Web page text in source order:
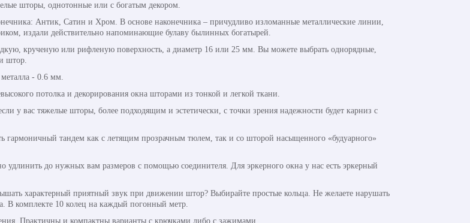
шторы, однотонные или с богатым декором.
Антик, Сатин и Хром. В основе наконечника – причудливо изломанные металлические линии,
издали действительно напоминающие булаву былинных богатырей.
крученую или рифленую поверхность, а диаметр 16 или 25 мм. Вы можете выбрать однорядные,
штор.
- 0.6 мм.
потолка и декорирования окна шторами из тонкой и легкой ткани.
у вас тяжелые шторы, более подходящим и эстетически, с точки зрения надежности будет карниз с
гармоничный тандем как с летящим прозрачным тюлем, так и со шторой насыщенного «будуарного»
удлинить до нужных вам размеров с помощью соединителя. Для эркерного окна у нас есть эркерный
характерный приятный звук при движении штор? Выбирайте простые кольца. Не желаете нарушать
В комплекте 10 колец на каждый погонный метр.
Практичны и компактны варианты с крючками либо с зажимами.